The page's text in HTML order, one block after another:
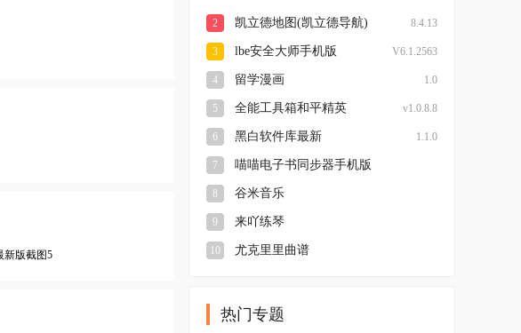
2
凯立德地图(凯立德导航)
8.4.13
3 lbe安全大师手机版 V6.1.2563
4 留学漫画 1.0
5 全能工具箱和平精英 v1.0.8.8
6 黑白软件库最新 1.1.0
7
喵喵电子书同步器手机版
8
谷米音乐
9 来吖练琴
10 尤克里里曲谱
热门专题